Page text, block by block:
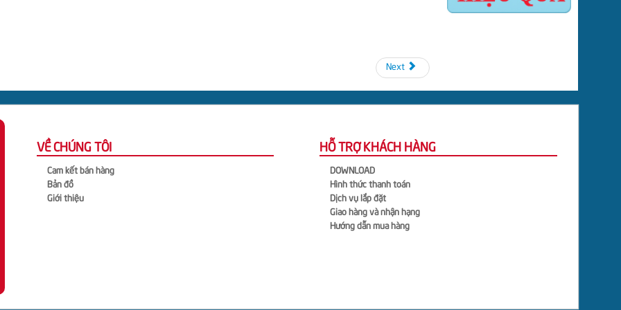
Next
VỀ CHÚNG TÔI
Cam kết bán hàng
Bản đồ
Giới thiệu
HỖ TRỢ KHÁCH HÀNG
DOWNLOAD
Hình thức thanh toán
Dịch vụ lắp đặt
Giao hàng và nhận hạng
Hướng dẫn mua hàng